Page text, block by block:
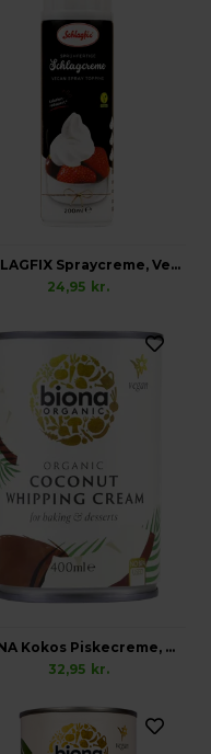
SCHLAGFIX Spraycreme, Vegansk
24,95 kr.
BIONA Kokos Piskecreme, Økologisk Vegansk
32,95 kr.